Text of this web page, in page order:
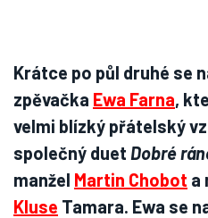
Krátce po půl druhé se
zpěvačka Ewa Farna,
velmi blízký přátelský
společný duet Dobré
manžel Martin Chobot a
Kluse Tamara. Ewa se